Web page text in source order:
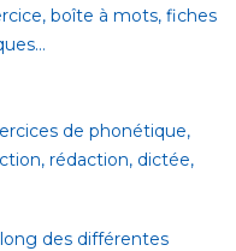
boîte à mots, fiches
de phonétique,
rédaction, dictée,
des différentes